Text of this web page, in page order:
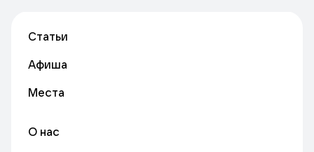
Статьи
Афиша
Места
О нас